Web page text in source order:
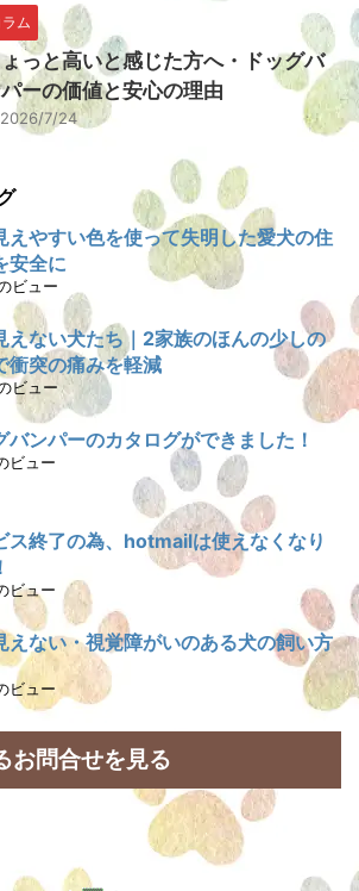
ラム
っと高いと感じた方へ・ドッグバ
ーの価値と安心の理由
2026/7/24
えやすい色を使って失明した愛犬の住
安全に
ビュー
えない犬たち｜2家族のほんの少しの
衝突の痛みを軽減
ビュー
バンパーのカタログができました！
ビュー
ス終了の為、hotmailは使えなくなり
ビュー
えない・視覚障がいのある犬の飼い方
ビュー
お問合せを見る